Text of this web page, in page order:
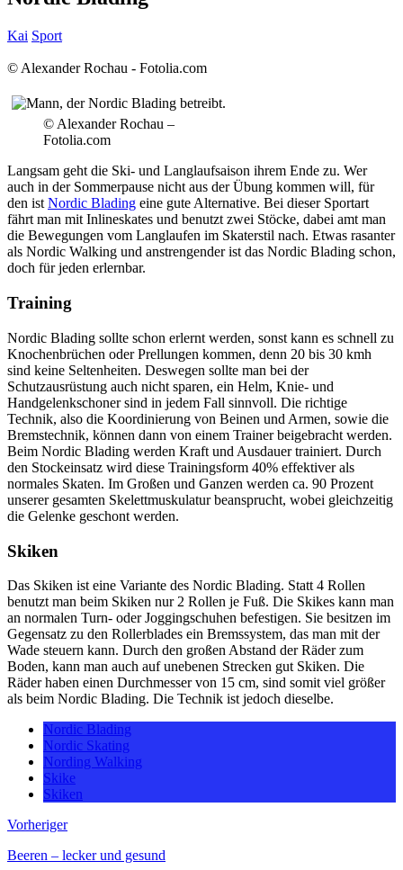
Kai Sport
© Alexander Rochau - Fotolia.com
© Alexander Rochau –
Fotolia.com
Langsam geht die Ski- und Langlaufsaison ihrem Ende zu. Wer
auch in der Sommerpause nicht aus der Übung kommen will, für
den ist Nordic Blading eine gute Alternative. Bei dieser Sportart
fährt man mit Inlineskates und benutzt zwei Stöcke, dabei amt man
die Bewegungen vom Langlaufen im Skaterstil nach. Etwas rasanter
als Nordic Walking und anstrengender ist das Nordic Blading schon,
doch für jeden erlernbar.
Training
Nordic Blading sollte schon erlernt werden, sonst kann es schnell zu
Knochenbrüchen oder Prellungen kommen, denn 20 bis 30 kmh
sind keine Seltenheiten. Deswegen sollte man bei der
Schutzausrüstung auch nicht sparen, ein Helm, Knie- und
Handgelenkschoner sind in jedem Fall sinnvoll. Die richtige
Technik, also die Koordinierung von Beinen und Armen, sowie die
Bremstechnik, können dann von einem Trainer beigebracht werden.
Beim Nordic Blading werden Kraft und Ausdauer trainiert. Durch
den Stockeinsatz wird diese Trainingsform 40% effektiver als
normales Skaten. Im Großen und Ganzen werden ca. 90 Prozent
unserer gesamten Skelettmuskulatur beansprucht, wobei gleichzeitig
die Gelenke geschont werden.
Skiken
Das Skiken ist eine Variante des Nordic Blading. Statt 4 Rollen
benutzt man beim Skiken nur 2 Rollen je Fuß. Die Skikes kann man
an normalen Turn- oder Joggingschuhen befestigen. Sie besitzen im
Gegensatz zu den Rollerblades ein Bremssystem, das man mit der
Wade steuern kann. Durch den großen Abstand der Räder zum
Boden, kann man auch auf unebenen Strecken gut Skiken. Die
Räder haben einen Durchmesser von 15 cm, sind somit viel größer
als beim Nordic Blading. Die Technik ist jedoch dieselbe.
Nordic Blading
Nordic Skating
Nording Walking
Skike
Skiken
Vorheriger
Beeren – lecker und gesund